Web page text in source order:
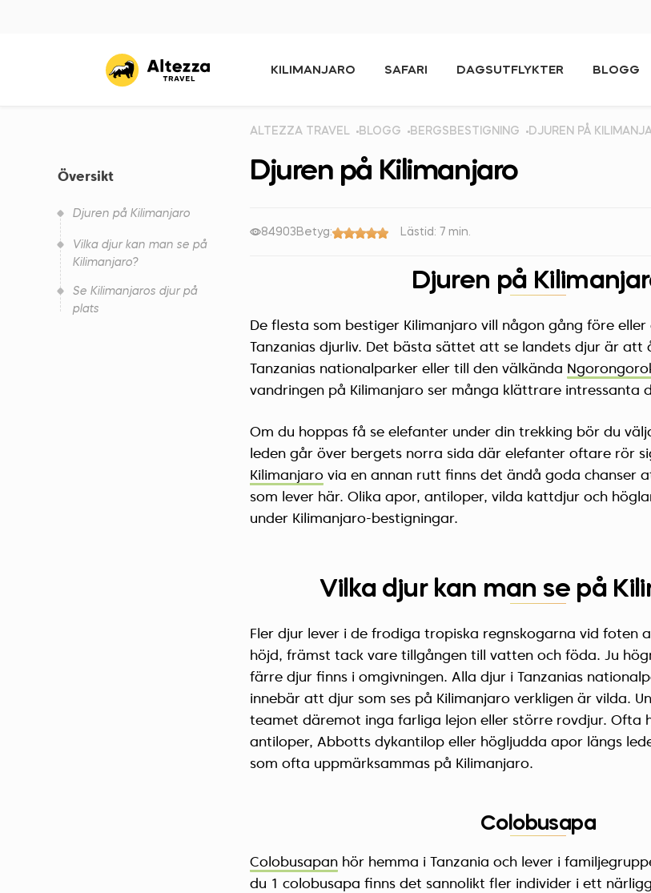
KILIMANJARO SAFARI DAGSUTFLYKTER BLOGG
Översikt
Djuren på Kilimanjaro
Vilka djur kan man se på
Kilimanjaro?
Se Kilimanjaros djur på
plats
ALTEZZA TRAVEL BLOGG BERGSBESTIGNING DJUREN PÅ
Djuren på Kilimanjaro
84903 Betyg: Lästid: 7 min.
Djuren på
De flesta som bestiger Kilimanjaro vill någon gång före
Tanzanias djurliv. Det bästa sättet att se landets djur är att
Tanzanias nationalparker eller till den välkända
vandringen på Kilimanjaro ser många klättrare intressanta
Om du hoppas få se elefanter under din trekking bör du
leden går över bergets norra sida där elefanter oftare rör
Kilimanjaro via en annan rutt finns det ändå goda chanser
som lever här. Olika apor, antiloper, vilda kattdjur och
under Kilimanjaro-bestigningar.
Vilka djur kan man se på
Fler djur lever i de frodiga tropiska regnskogarna vid foten
höjd, främst tack vare tillgången till vatten och föda. Ju
färre djur finns i omgivningen. Alla djur i Tanzanias
innebär att djur som ses på Kilimanjaro verkligen är vilda.
teamet däremot inga farliga lejon eller större rovdjur. Ofta
antiloper, Abbotts dykantilop eller högljudda apor längs
som ofta uppmärksammas på Kilimanjaro.
Colobusapa
Colobusapan hör hemma i Tanzania och lever i
du 1 colobusapa finns det sannolikt fler individer i ett